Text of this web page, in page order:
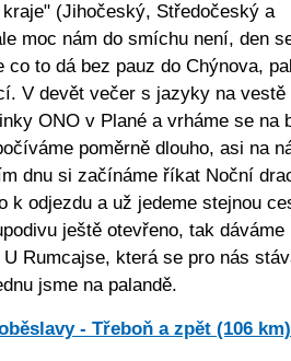
(Jihočeský, Středočeský a
moc nám do smíchu není, den
co to dá bez pauz do Chýnova,
V devět večer s jazyky na vestě
ONO v Plané a vrháme se na
poměrně dlouho, asi na
dnu si začínáme říkat Noční
k odjezdu a už jedeme stejnou
ještě otevřeno, tak dáváme
Rumcajse, která se pro nás
jsme na palandě.
- Třeboň a zpět (106 km)